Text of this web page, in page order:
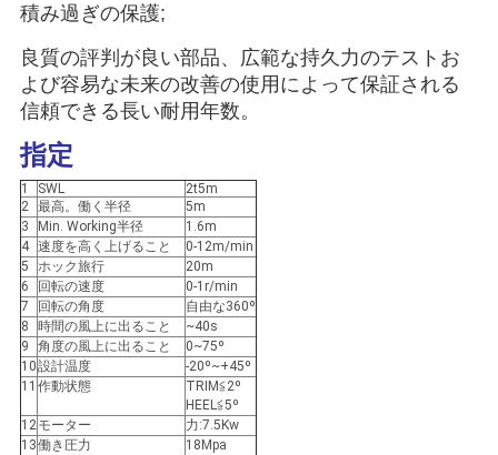
ニ
ュ
ー
ス
事
件
CONTACT
US
積み過ぎの保護;
良質の評判が良い部品、広範な持久力のテストお
よび容易な未来の改善の使用によって保証される
信頼できる長い耐用年数。
指定
1 SWL
2t5m
2 最高。働く半径
5m
3
Min. Working半径
1.6m
4 速度を高く上げること
0-12m/min
5
ホック旅行
20m
6
回転の速度
0-1r/min
7
回転の角度
自由な360º
8
時間の風上に出ること
~40s
9
角度の風上に出ること
0~75º
10設計温度
-20º~+45º
11 作動状態
TRIM≦2º
HEEL≦5º
12モーター
力:7.5Kw
13働き圧力
18Mpa